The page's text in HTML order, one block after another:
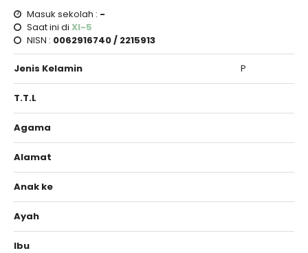
Masuk sekolah : -
Saat ini di XI-5
NISN : 0062916740 / 2215913
Jenis Kelamin P
T.T.L
Agama
Alamat
Anak ke
Ayah
Ibu